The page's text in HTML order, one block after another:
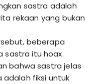
sastra adalah
rekaan yang bukan
beberapa
sastra itu hoax.
bahwa sastra jelas
adalah fiksi untuk